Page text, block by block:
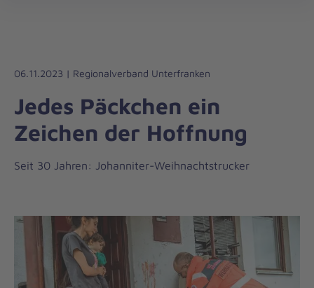
Liebe
Leben
06.11.2023 | Regionalverband Unterfranken
Jedes Päckchen ein
Zeichen der Hoffnung
Seit 30 Jahren: Johanniter-Weihnachtstrucker